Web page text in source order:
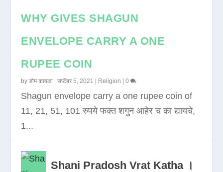
WHY GIVES SHAGUN
ENVELOPE CARRY A ONE
RUPEE COIN
byडोम कावळा |सप्टेंबर 5, 2021 Religion |0
Shagun envelope carry a one rupee coin of
11, 21, 51, 101 रुपये फक्त शगुन आहेर च का द्यायचे,
1...
Shani Pradosh Vrat Katha ।